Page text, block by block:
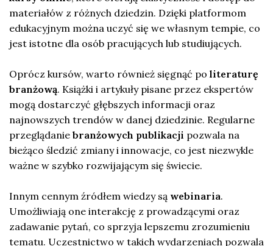
materiałów z różnych dziedzin. Dzięki platformom
edukacyjnym można uczyć się we własnym tempie, co
jest istotne dla osób pracujących lub studiujących.
Oprócz kursów, warto również sięgnąć po literaturę
branżową. Książki i artykuły pisane przez ekspertów
mogą dostarczyć głębszych informacji oraz
najnowszych trendów w danej dziedzinie. Regularne
przeglądanie branżowych publikacji pozwala na
bieżąco śledzić zmiany i innowacje, co jest niezwykle
ważne w szybko rozwijającym się świecie.
Innym cennym źródłem wiedzy są webinaria.
Umożliwiają one interakcję z prowadzącymi oraz
zadawanie pytań, co sprzyja lepszemu zrozumieniu
tematu. Uczestnictwo w takich wydarzeniach pozwala